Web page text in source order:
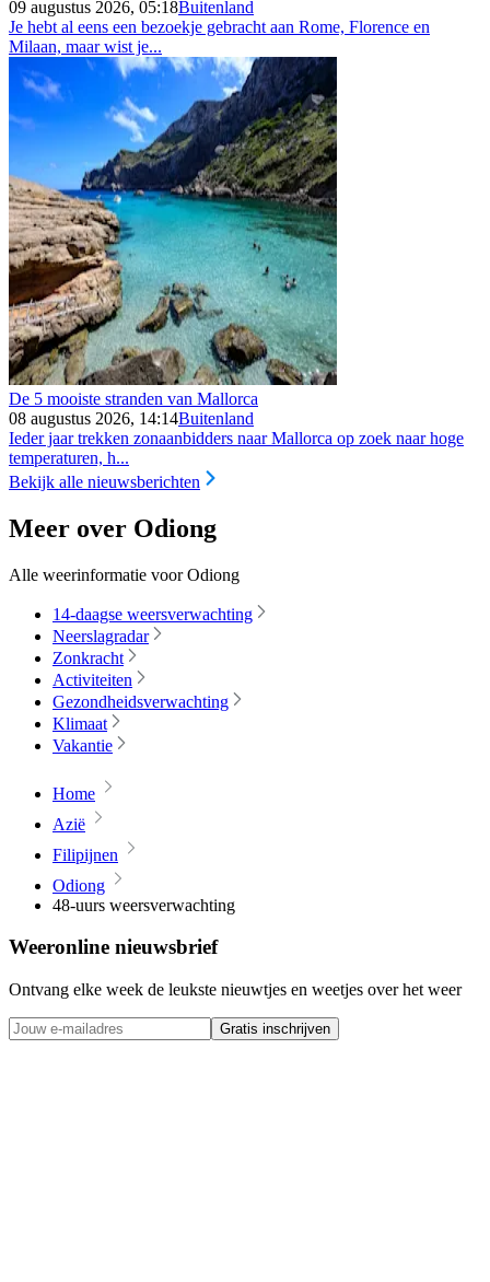
09 augustus 2026, 05:18Buitenland
Je hebt al eens een bezoekje gebracht aan Rome, Florence en
Milaan, maar wist je...
De 5 mooiste stranden van Mallorca
08 augustus 2026, 14:14Buitenland
Ieder jaar trekken zonaanbidders naar Mallorca op zoek naar hoge
temperaturen, h...
Bekijk alle nieuwsberichten
Meer over Odiong
Alle weerinformatie voor Odiong
14-daagse weersverwachting
Neerslagradar
Zonkracht
Activiteiten
Gezondheidsverwachting
Klimaat
Vakantie
Home
Azië
Filipijnen
Odiong
48-uurs weersverwachting
Weeronline nieuwsbrief
Ontvang elke week de leukste nieuwtjes en weetjes over het weer
Gratis inschrijven